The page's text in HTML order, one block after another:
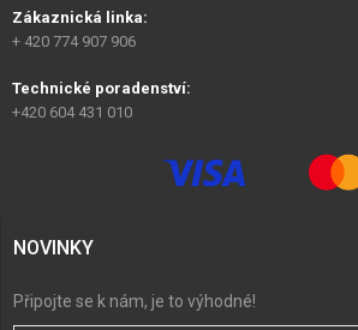
Zákaznická linka:
+ 420 774 907 906
Technické poradenství:
+420 604 431 010
NOVINKY
Připojte se k nám, je to výhodné!